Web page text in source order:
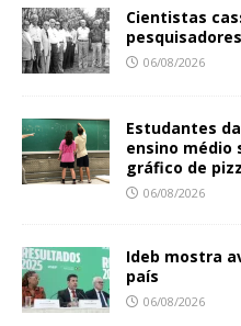
Cientistas
06/08/2026
Estudantes
ensino médio
gráfico de
06/08/2026
Ideb mostra
país
06/08/2026